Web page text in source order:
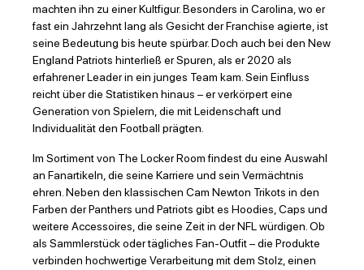
machten ihn zu einer Kultfigur. Besonders in Carolina, wo er
fast ein Jahrzehnt lang als Gesicht der Franchise agierte, ist
seine Bedeutung bis heute spürbar. Doch auch bei den New
England Patriots hinterließ er Spuren, als er 2020 als
erfahrener Leader in ein junges Team kam. Sein Einfluss
reicht über die Statistiken hinaus – er verkörpert eine
Generation von Spielern, die mit Leidenschaft und
Individualität den Football prägten.
Im Sortiment von The Locker Room findest du eine Auswahl
an Fanartikeln, die seine Karriere und sein Vermächtnis
ehren. Neben den klassischen Cam Newton Trikots in den
Farben der Panthers und Patriots gibt es Hoodies, Caps und
weitere Accessoires, die seine Zeit in der NFL würdigen. Ob
als Sammlerstück oder tägliches Fan-Outfit – die Produkte
verbinden hochwertige Verarbeitung mit dem Stolz, einen